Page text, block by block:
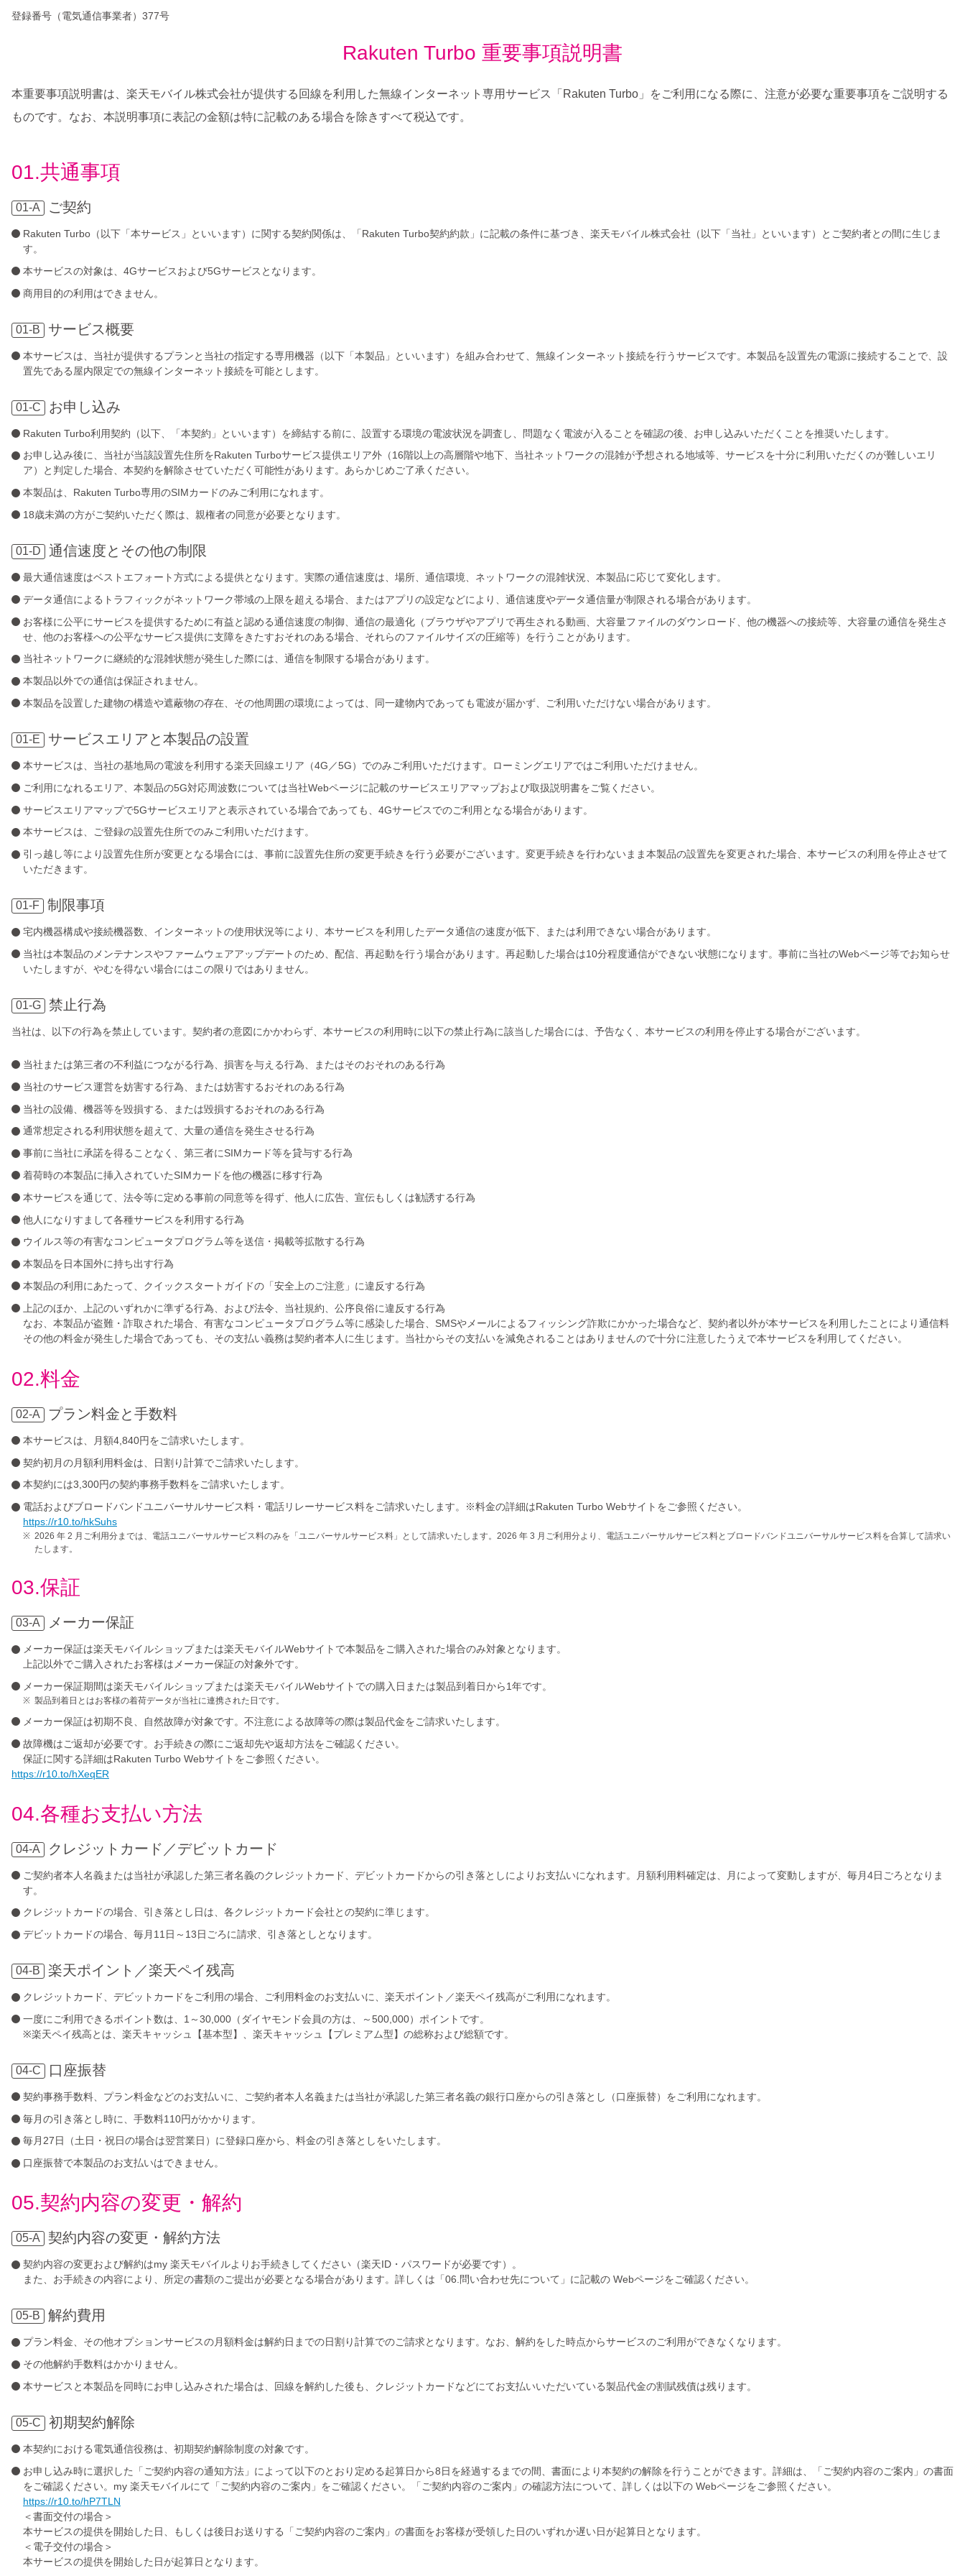
登録番号（電気通信事業者）377号
Rakuten Turbo 重要事項説明書
本重要事項説明書は、楽天モバイル株式会社が提供する回線を利用した無線インターネット専用サービス「Rakuten Turbo」をご利用になる際に、注意が必要な重要事項をご説明する
ものです。なお、本説明事項に表記の金額は特に記載のある場合を除きすべて税込です。
01.共通事項
01-A ご契約
Rakuten Turbo（以下「本サービス」といいます）に関する契約関係は、「Rakuten Turbo契約約款」に記載の条件に基づき、楽天モバイル株式会社（以下「当社」といいます）とご契約者との間に生じま
す。
本サービスの対象は、4Gサービスおよび5Gサービスとなります。
商用目的の利用はできません。
01-B サービス概要
本サービスは、当社が提供するプランと当社の指定する専用機器（以下「本製品」といいます）を組み合わせて、無線インターネット接続を行うサービスです。本製品を設置先の電源に接続することで、設
置先である屋内限定での無線インターネット接続を可能とします。
01-C お申し込み
Rakuten Turbo利用契約（以下、「本契約」といいます）を締結する前に、設置する環境の電波状況を調査し、問題なく電波が入ることを確認の後、お申し込みいただくことを推奨いたします。
お申し込み後に、当社が当該設置先住所をRakuten Turboサービス提供エリア外（16階以上の高層階や地下、当社ネットワークの混雑が予想される地域等、サービスを十分に利用いただくのが難しいエリ
ア）と判定した場合、本契約を解除させていただく可能性があります。あらかじめご了承ください。
本製品は、Rakuten Turbo専用のSIMカードのみご利用になれます。
18歳未満の方がご契約いただく際は、親権者の同意が必要となります。
01-D 通信速度とその他の制限
最大通信速度はベストエフォート方式による提供となります。実際の通信速度は、場所、通信環境、ネットワークの混雑状況、本製品に応じて変化します。
データ通信によるトラフィックがネットワーク帯域の上限を超える場合、またはアプリの設定などにより、通信速度やデータ通信量が制限される場合があります。
お客様に公平にサービスを提供するために有益と認める通信速度の制御、通信の最適化（ブラウザやアプリで再生される動画、大容量ファイルのダウンロード、他の機器への接続等、大容量の通信を発生さ
せ、他のお客様への公平なサービス提供に支障をきたすおそれのある場合、それらのファイルサイズの圧縮等）を行うことがあります。
当社ネットワークに継続的な混雑状態が発生した際には、通信を制限する場合があります。
本製品以外での通信は保証されません。
本製品を設置した建物の構造や遮蔽物の存在、その他周囲の環境によっては、同一建物内であっても電波が届かず、ご利用いただけない場合があります。
01-E サービスエリアと本製品の設置
本サービスは、当社の基地局の電波を利用する楽天回線エリア（4G／5G）でのみご利用いただけます。ローミングエリアではご利用いただけません。
ご利用になれるエリア、本製品の5G対応周波数については当社Webページに記載のサービスエリアマップおよび取扱説明書をご覧ください。
サービスエリアマップで5Gサービスエリアと表示されている場合であっても、4Gサービスでのご利用となる場合があります。
本サービスは、ご登録の設置先住所でのみご利用いただけます。
引っ越し等により設置先住所が変更となる場合には、事前に設置先住所の変更手続きを行う必要がございます。変更手続きを行わないまま本製品の設置先を変更された場合、本サービスの利用を停止させて
いただきます。
01-F 制限事項
宅内機器構成や接続機器数、インターネットの使用状況等により、本サービスを利用したデータ通信の速度が低下、または利用できない場合があります。
当社は本製品のメンテナンスやファームウェアアップデートのため、配信、再起動を行う場合があります。再起動した場合は10分程度通信ができない状態になります。事前に当社のWebページ等でお知らせ
いたしますが、やむを得ない場合にはこの限りではありません。
01-G 禁止行為
当社は、以下の行為を禁止しています。契約者の意図にかかわらず、本サービスの利用時に以下の禁止行為に該当した場合には、予告なく、本サービスの利用を停止する場合がございます。
当社または第三者の不利益につながる行為、損害を与える行為、またはそのおそれのある行為
当社のサービス運営を妨害する行為、または妨害するおそれのある行為
当社の設備、機器等を毀損する、または毀損するおそれのある行為
通常想定される利用状態を超えて、大量の通信を発生させる行為
事前に当社に承諾を得ることなく、第三者にSIMカード等を貸与する行為
着荷時の本製品に挿入されていたSIMカードを他の機器に移す行為
本サービスを通じて、法令等に定める事前の同意等を得ず、他人に広告、宣伝もしくは勧誘する行為
他人になりすまして各種サービスを利用する行為
ウイルス等の有害なコンピュータプログラム等を送信・掲載等拡散する行為
本製品を日本国外に持ち出す行為
本製品の利用にあたって、クイックスタートガイドの「安全上のご注意」に違反する行為
上記のほか、上記のいずれかに準ずる行為、および法令、当社規約、公序良俗に違反する行為
なお、本製品が盗難・詐取された場合、有害なコンピュータプログラム等に感染した場合、SMSやメールによるフィッシング詐欺にかかった場合など、契約者以外が本サービスを利用したことにより通信料
その他の料金が発生した場合であっても、その支払い義務は契約者本人に生じます。当社からその支払いを減免されることはありませんので十分に注意したうえで本サービスを利用してください。
02.料金
02-A プラン料金と手数料
本サービスは、月額4,840円をご請求いたします。
契約初月の月額利用料金は、日割り計算でご請求いたします。
本契約には3,300円の契約事務手数料をご請求いたします。
電話およびブロードバンドユニバーサルサービス料・電話リレーサービス料をご請求いたします。※料金の詳細はRakuten Turbo Webサイトをご参照ください。
https://r10.to/hkSuhs
2026 年 2 月ご利用分までは、電話ユニバーサルサービス料のみを「ユニバーサルサービス料」として請求いたします。2026 年 3 月ご利用分より、電話ユニバーサルサービス料とブロードバンドユニバーサルサービス料を合算して請求い
たします。
03.保証
03-A メーカー保証
メーカー保証は楽天モバイルショップまたは楽天モバイルWebサイトで本製品をご購入された場合のみ対象となります。
上記以外でご購入されたお客様はメーカー保証の対象外です。
メーカー保証期間は楽天モバイルショップまたは楽天モバイルWebサイトでの購入日または製品到着日から1年です。
製品到着日とはお客様の着荷データが当社に連携された日です。
メーカー保証は初期不良、自然故障が対象です。不注意による故障等の際は製品代金をご請求いたします。
故障機はご返却が必要です。お手続きの際にご返却先や返却方法をご確認ください。
保証に関する詳細はRakuten Turbo Webサイトをご参照ください。
https://r10.to/hXeqER
04.各種お支払い方法
04-A クレジットカード／デビットカード
ご契約者本人名義または当社が承認した第三者名義のクレジットカード、デビットカードからの引き落としによりお支払いになれます。月額利用料確定は、月によって変動しますが、毎月4日ごろとなりま
す。
クレジットカードの場合、引き落とし日は、各クレジットカード会社との契約に準じます。
デビットカードの場合、毎月11日～13日ごろに請求、引き落としとなります。
04-B 楽天ポイント／楽天ペイ残高
クレジットカード、デビットカードをご利用の場合、ご利用料金のお支払いに、楽天ポイント／楽天ペイ残高がご利用になれます。
一度にご利用できるポイント数は、1～30,000（ダイヤモンド会員の方は、～500,000）ポイントです。
※楽天ペイ残高とは、楽天キャッシュ【基本型】、楽天キャッシュ【プレミアム型】の総称および総額です。
04-C 口座振替
契約事務手数料、プラン料金などのお支払いに、ご契約者本人名義または当社が承認した第三者名義の銀行口座からの引き落とし（口座振替）をご利用になれます。
毎月の引き落とし時に、手数料110円がかかります。
毎月27日（土日・祝日の場合は翌営業日）に登録口座から、料金の引き落としをいたします。
口座振替で本製品のお支払いはできません。
05.契約内容の変更・解約
05-A 契約内容の変更・解約方法
契約内容の変更および解約はmy 楽天モバイルよりお手続きしてください（楽天ID・パスワードが必要です）。
また、お手続きの内容により、所定の書類のご提出が必要となる場合があります。詳しくは「06.問い合わせ先について」に記載の Webページをご確認ください。
05-B 解約費用
プラン料金、その他オプションサービスの月額料金は解約日までの日割り計算でのご請求となります。なお、解約をした時点からサービスのご利用ができなくなります。
その他解約手数料はかかりません。
本サービスと本製品を同時にお申し込みされた場合は、回線を解約した後も、クレジットカードなどにてお支払いいただいている製品代金の割賦残債は残ります。
05-C 初期契約解除
本契約における電気通信役務は、初期契約解除制度の対象です。
お申し込み時に選択した「ご契約内容の通知方法」によって以下のとおり定める起算日から8日を経過するまでの間、書面により本契約の解除を行うことができます。詳細は、「ご契約内容のご案内」の書面
をご確認ください。my 楽天モバイルにて「ご契約内容のご案内」をご確認ください。「ご契約内容のご案内」の確認方法について、詳しくは以下の Webページをご参照ください。
https://r10.to/hP7TLN
＜書面交付の場合＞
本サービスの提供を開始した日、もしくは後日お送りする「ご契約内容のご案内」の書面をお客様が受領した日のいずれか遅い日が起算日となります。
＜電子交付の場合＞
本サービスの提供を開始した日が起算日となります。